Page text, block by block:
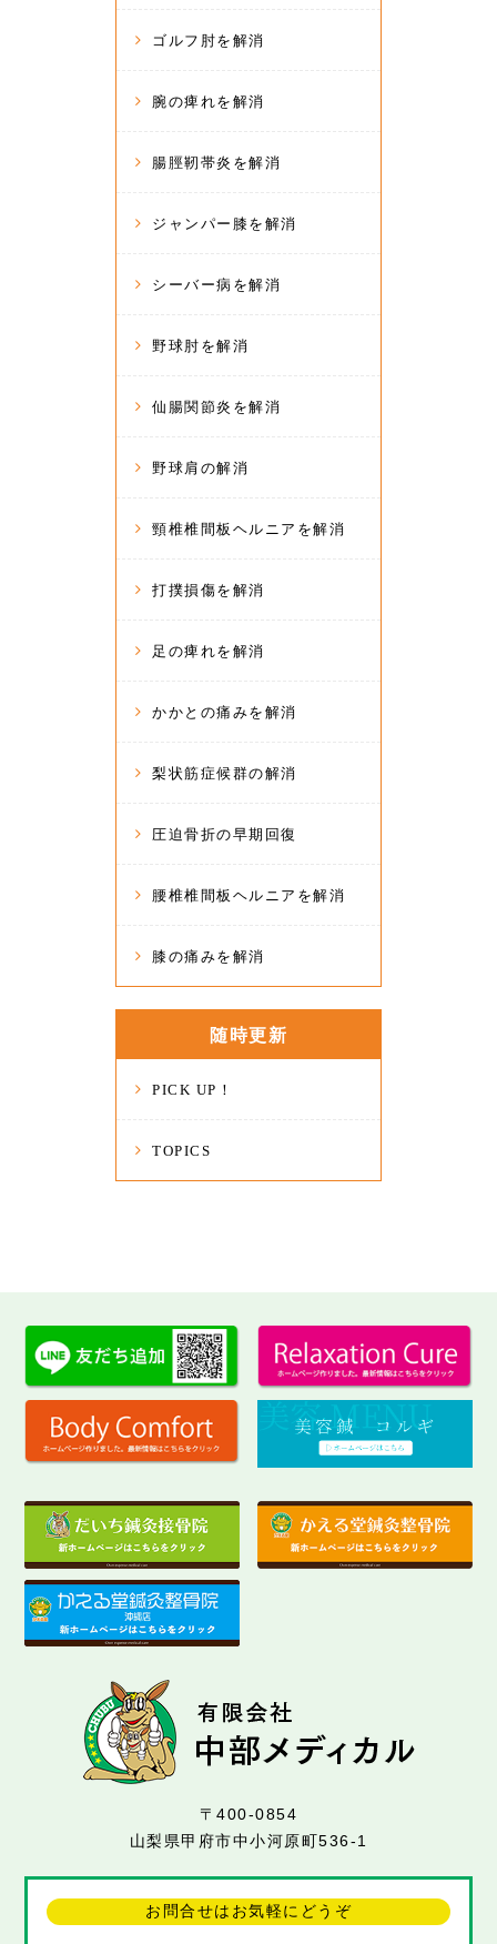
ゴルフ肘を解消
腕の痺れを解消
腸脛靭帯炎を解消
ジャンパー膝を解消
シーバー病を解消
野球肘を解消
仙腸関節炎を解消
野球肩の解消
頸椎椎間板ヘルニアを解消
打撲損傷を解消
足の痺れを解消
かかとの痛みを解消
梨状筋症候群の解消
圧迫骨折の早期回復
腰椎椎間板ヘルニアを解消
膝の痛みを解消
随時更新
PICK UP！
TOPICS
〒400-0854
山梨県甲府市中小河原町536-1
お問合せはお気軽にどうぞ